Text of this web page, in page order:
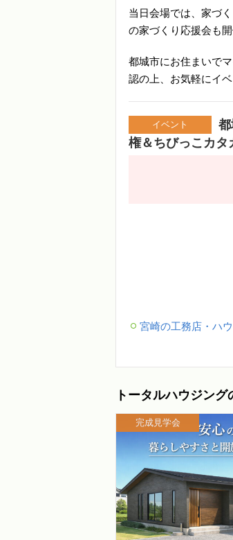
当日会場では、家づ
の家づくり応援会も開
都城市にお住まいで
認の上、お気軽にイ
権＆ちびっこカタ
イベント
宮崎の工務店・ハ
トータルハウジング
完成見学会